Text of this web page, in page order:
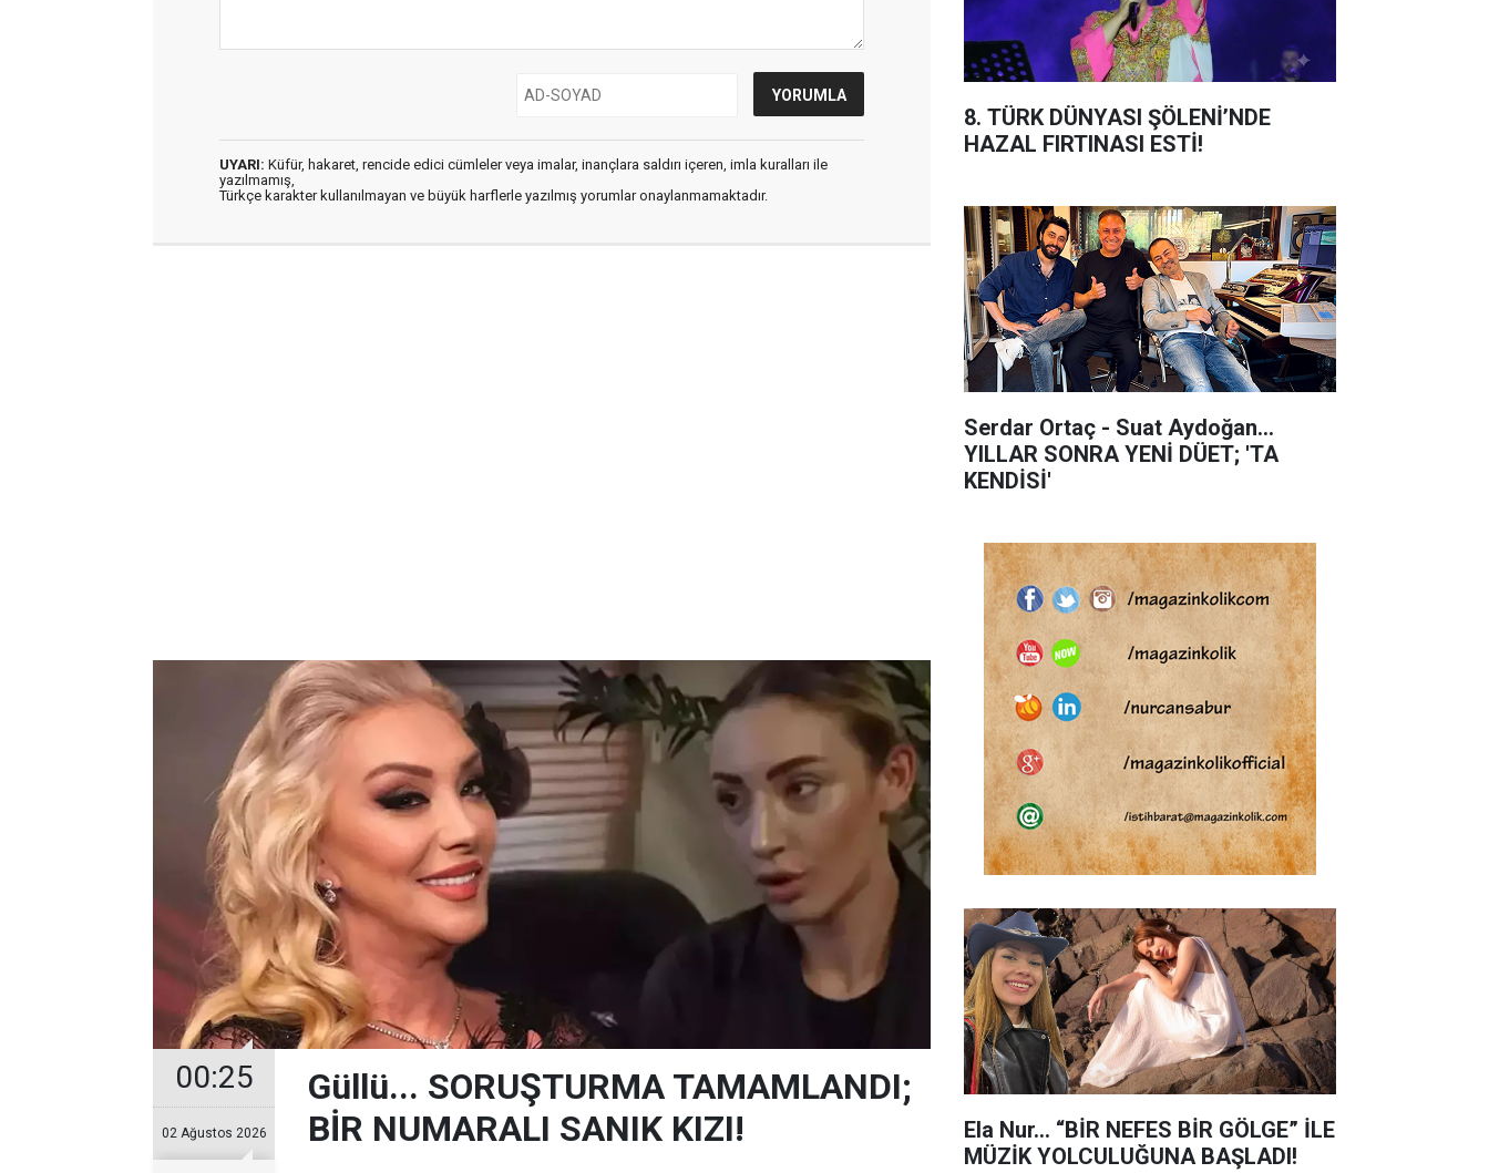
UYARI: Küfür, hakaret, rencide edici cümleler veya imalar, inançlara saldırı içeren, imla kuralları ile
yazılmamış,
Türkçe karakter kullanılmayan ve büyük harflerle yazılmış yorumlar onaylanmamaktadır.
00:25
02 Ağustos 2026
Güllü... SORUŞTURMA TAMAMLANDI;
BİR NUMARALI SANIK KIZI!
8. TÜRK DÜNYASI ŞÖLENİ’NDE
HAZAL FIRTINASI ESTİ!
Serdar Ortaç - Suat Aydoğan...
YILLAR SONRA YENİ DÜET; 'TA
KENDİSİ'
Ela Nur… “BİR NEFES BİR GÖLGE” İLE
MÜZİK YOLCULUĞUNA BAŞLADI!